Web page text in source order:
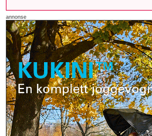
annonse